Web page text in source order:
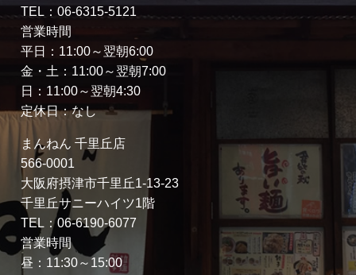
TEL：06-6315-5121
営業時間
平日：11:00～翌朝6:00
金・土：11:00～翌朝7:00
日：11:00～翌朝4:30
定休日：なし
まんねん 千里丘店
566-0001
大阪府摂津市千里丘1-13-23
千里丘サニーハイツ1階
TEL：06-6190-6077
営業時間
昼：11:30～15:00